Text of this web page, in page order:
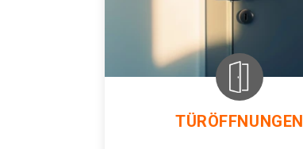
TÜRÖFFNUNGEN